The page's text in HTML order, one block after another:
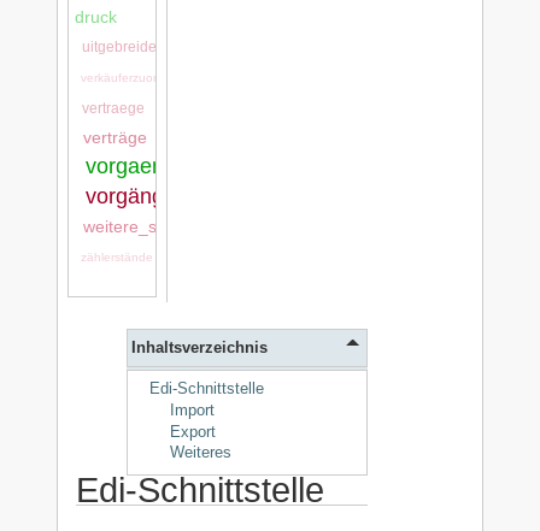
druck
uitgebreide_stamgegevens
verkäuferzuordnung
vertraege
verträge
vorgaenge:vorgaenge
vorgänge
weitere_stammdaten
zählerstände
Inhaltsverzeichnis
Edi-Schnittstelle
Import
Export
Weiteres
Edi-Schnittstelle